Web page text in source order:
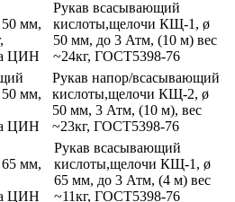
Рукав всасывающий
кислоты,щелочи КЩ-1, ø
50 мм, до 3 Атм, (10 м) вес
~24кг, ГОСТ5398-76
Рукав напор/всасывающий
кислоты,щелочи КЩ-2, ø
50 мм, 3 Атм, (10 м), вес
~23кг, ГОСТ5398-76
Рукав всасывающий
кислоты,щелочи КЩ-1, ø
65 мм, до 3 Атм, (4 м) вес
~11кг, ГОСТ5398-76